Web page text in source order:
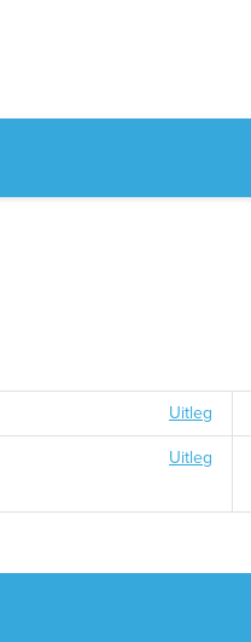
Uitleg
Uitleg